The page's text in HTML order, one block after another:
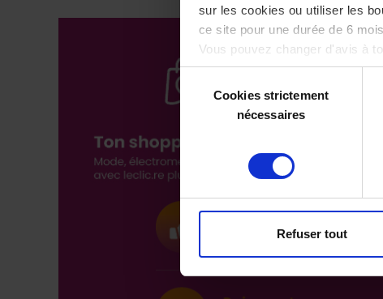
sur les cookies ou utiliser les
ce site pour une durée de 6
Vous pouvez changer d'avis à
notre site.
Sélection
du
consentement
Cookies strictement
nécessaires
Refuser tout